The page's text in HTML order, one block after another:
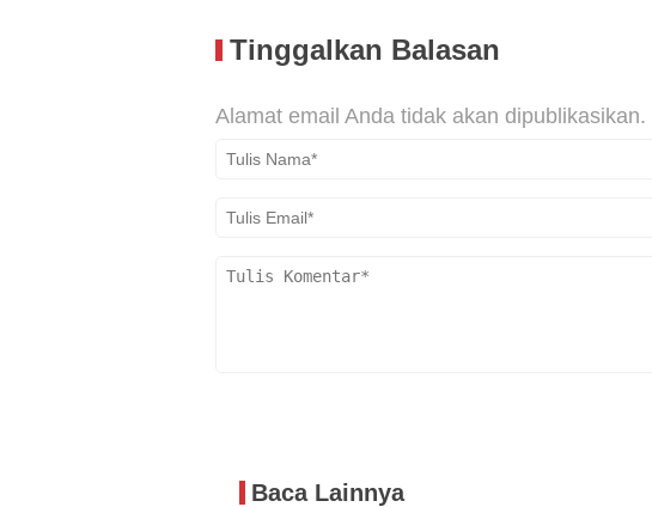
Tinggalkan Balasan
Alamat email Anda tidak akan dipublikasikan.
Baca Lainnya